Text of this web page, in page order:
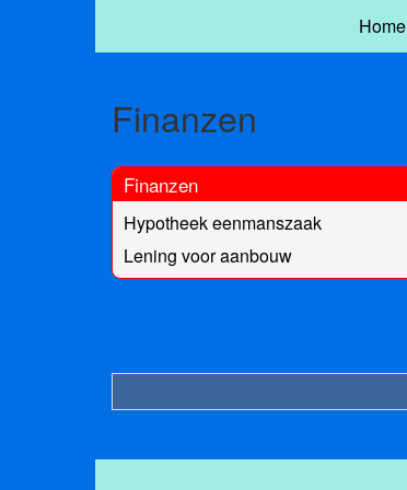
Home
Finanzen
Finanzen
Hypotheek eenmanszaak
Lening voor aanbouw